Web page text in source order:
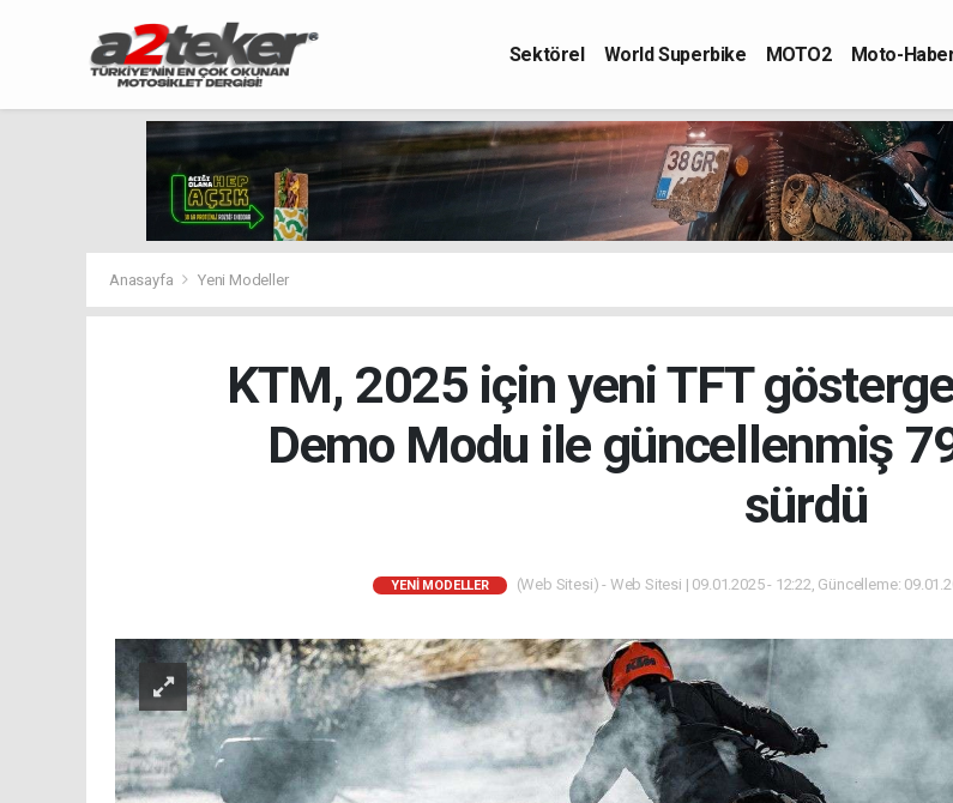
Sektörel World Superbike MOTO2 Moto-
Anasayfa Yeni Modeller
KTM, 2025 için yeni TFT
Demo Modu ile güncellenmiş
sürdü
YENI MODELLER (Web Sitesi) - Web Sitesi | 09.01.2025 - 12:22, Güncelleme: